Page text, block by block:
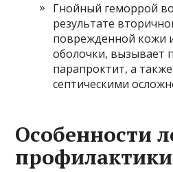
Гнойный геморрой
результате
поврежденной кожи
оболочки, вызывает
парапроктит, а также
септическими
Особенности
профилактики